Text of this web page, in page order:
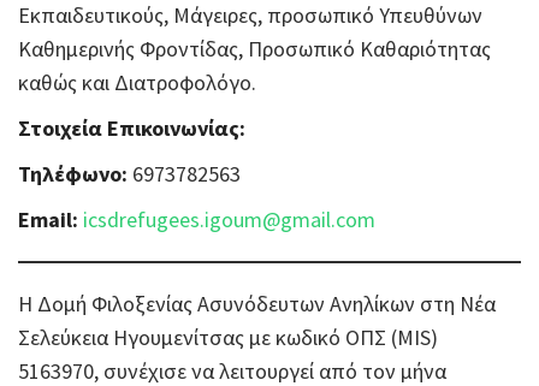
Εκπαιδευτικούς, Μάγειρες, προσωπικό Υπευθύνων
Καθημερινής Φροντίδας, Προσωπικό Καθαριότητας
καθώς και Διατροφολόγο.
Στοιχεία Επικοινωνίας:
Τηλέφωνο: 6973782563
Email: icsdrefugees.igoum@gmail.com
Η Δομή Φιλοξενίας Ασυνόδευτων Aνηλίκων στη Νέα
Σελεύκεια Ηγουμενίτσας με κωδικό ΟΠΣ (MIS)
5163970, συνέχισε να λειτουργεί από τον μήνα